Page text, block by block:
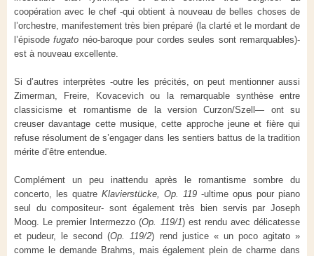
coopération avec le chef -qui obtient à nouveau de belles choses de
l’orchestre, manifestement très bien préparé (la clarté et le mordant de
l’épisodefugato néo-baroque pour cordes seules sont remarquables)-
est à nouveau excellente.
Si d’autres interprètes -outre les précités, on peut mentionner aussi
Zimerman, Freire, Kovacevich ou la remarquable synthèse entre
classicisme et romantisme de la version Curzon/Szell— ont su
creuser davantage cette musique, cette approche jeune et fière qui
refuse résolument de s’engager dans les sentiers battus de la tradition
mérite d’être entendue.
Complément un peu inattendu après le romantisme sombre du
concerto, les quatre Klavierstücke, Op. 119 -ultime opus pour piano
seul du compositeur- sont également très bien servis par Joseph
Moog. Le premier Intermezzo (Op. 119/1) est rendu avec délicatesse
et pudeur, le second (Op. 119/2) rend justice « un poco agitato »
comme le demande Brahms, mais également plein de charme dans